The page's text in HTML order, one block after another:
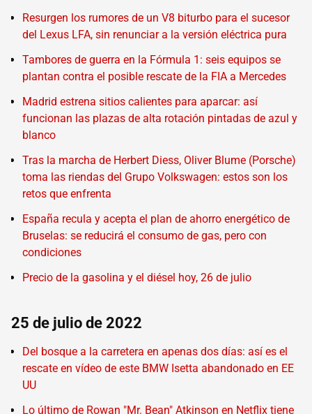
Resurgen los rumores de un V8 biturbo para el sucesor
del Lexus LFA, sin renunciar a la versión eléctrica pura
Tambores de guerra en la Fórmula 1: seis equipos se
plantan contra el posible rescate de la FIA a Mercedes
Madrid estrena sitios calientes para aparcar: así
funcionan las plazas de alta rotación pintadas de azul y
blanco
Tras la marcha de Herbert Diess, Oliver Blume (Porsche)
toma las riendas del Grupo Volkswagen: estos son los
retos que enfrenta
España recula y acepta el plan de ahorro energético de
Bruselas: se reducirá el consumo de gas, pero con
condiciones
Precio de la gasolina y el diésel hoy, 26 de julio
25 de julio de 2022
Del bosque a la carretera en apenas dos días: así es el
rescate en vídeo de este BMW Isetta abandonado en EE
UU
Lo último de Rowan "Mr. Bean" Atkinson en Netflix tiene